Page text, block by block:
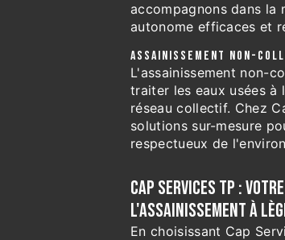
accompagnons dans la
autonome efficaces et
ASSAINISSEMENT NON-
L'assainissement non-
traiter les eaux usées à
réseau collectif. Chez
solutions sur-mesure
respectueux de
CAP SERVICES TP :
L'ASSAINISSEMENT À
En choisissant Cap